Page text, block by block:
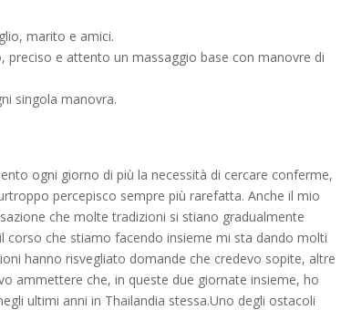
marito e amici.
e attento un massaggio base con manovre di
singola manovra.
ogni giorno di più la necessità di cercare conferme,
percepisco sempre più rarefatta. Anche il mio
che molte tradizioni si stiano gradualmente
che stiamo facendo insieme mi sta dando molti
hanno risvegliato domande che credevo sopite, altre
ammettere che, in queste due giornate insieme, ho
ultimi anni in Thailandia stessa.Uno degli ostacoli